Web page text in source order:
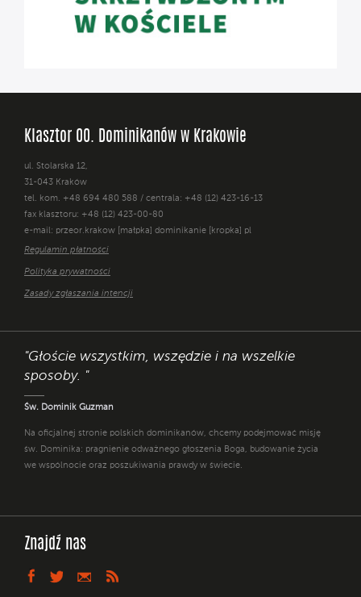
Klasztor OO. Dominikanów w Krakowie
ul. Stolarska 12,
31-043 Kraków
tel. kom. +48 694 480 588 / centrala: +48 (12) 423-16-13
fax klasztoru: +48 (12) 423-00-80
e-mail: przeor.krakow [małpka] dominikanie [kropka] pl
Regulamin płatności
Polityka prywatności
Zasady zgłaszania intencji
"Głoście wszystkim, wszędzie i na wszelkie
sposoby. "
Św. Dominik Guzman
Na oficjalnej stronie polskich dominikanów, chcemy podejmować misję
św. Dominika: pragnienie odważnego głoszenia Boga, budowanie życia
we wspólnocie oraz poszukiwania prawdy w świecie.
Znajdź nas